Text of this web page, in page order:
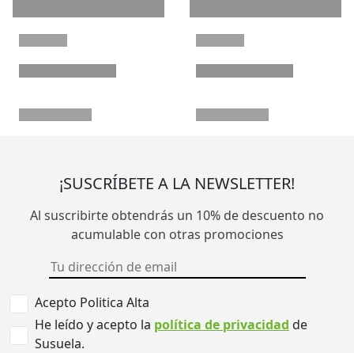
¡SUSCRÍBETE A LA NEWSLETTER!
Al suscribirte obtendrás un 10% de descuento no
acumulable con otras promociones
Acepto Politica Alta
He leído y acepto la política de privacidad de
Susuela.